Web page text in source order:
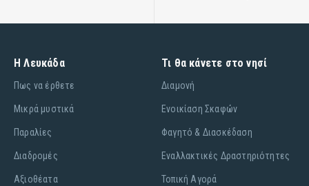
Η Λευκάδα
Πως να έρθετε
Μικρά μυστικά
Παραλίες
Διαδρομές
Αξιοθέατα
Τι θα κάνετε στο νησί
Διαμονή
Ενοικίαση Σκαφών
Φαγητό & Διασκέδαση
Εναλλακτικές Δραστηριότητες
Τοπική Αγορά